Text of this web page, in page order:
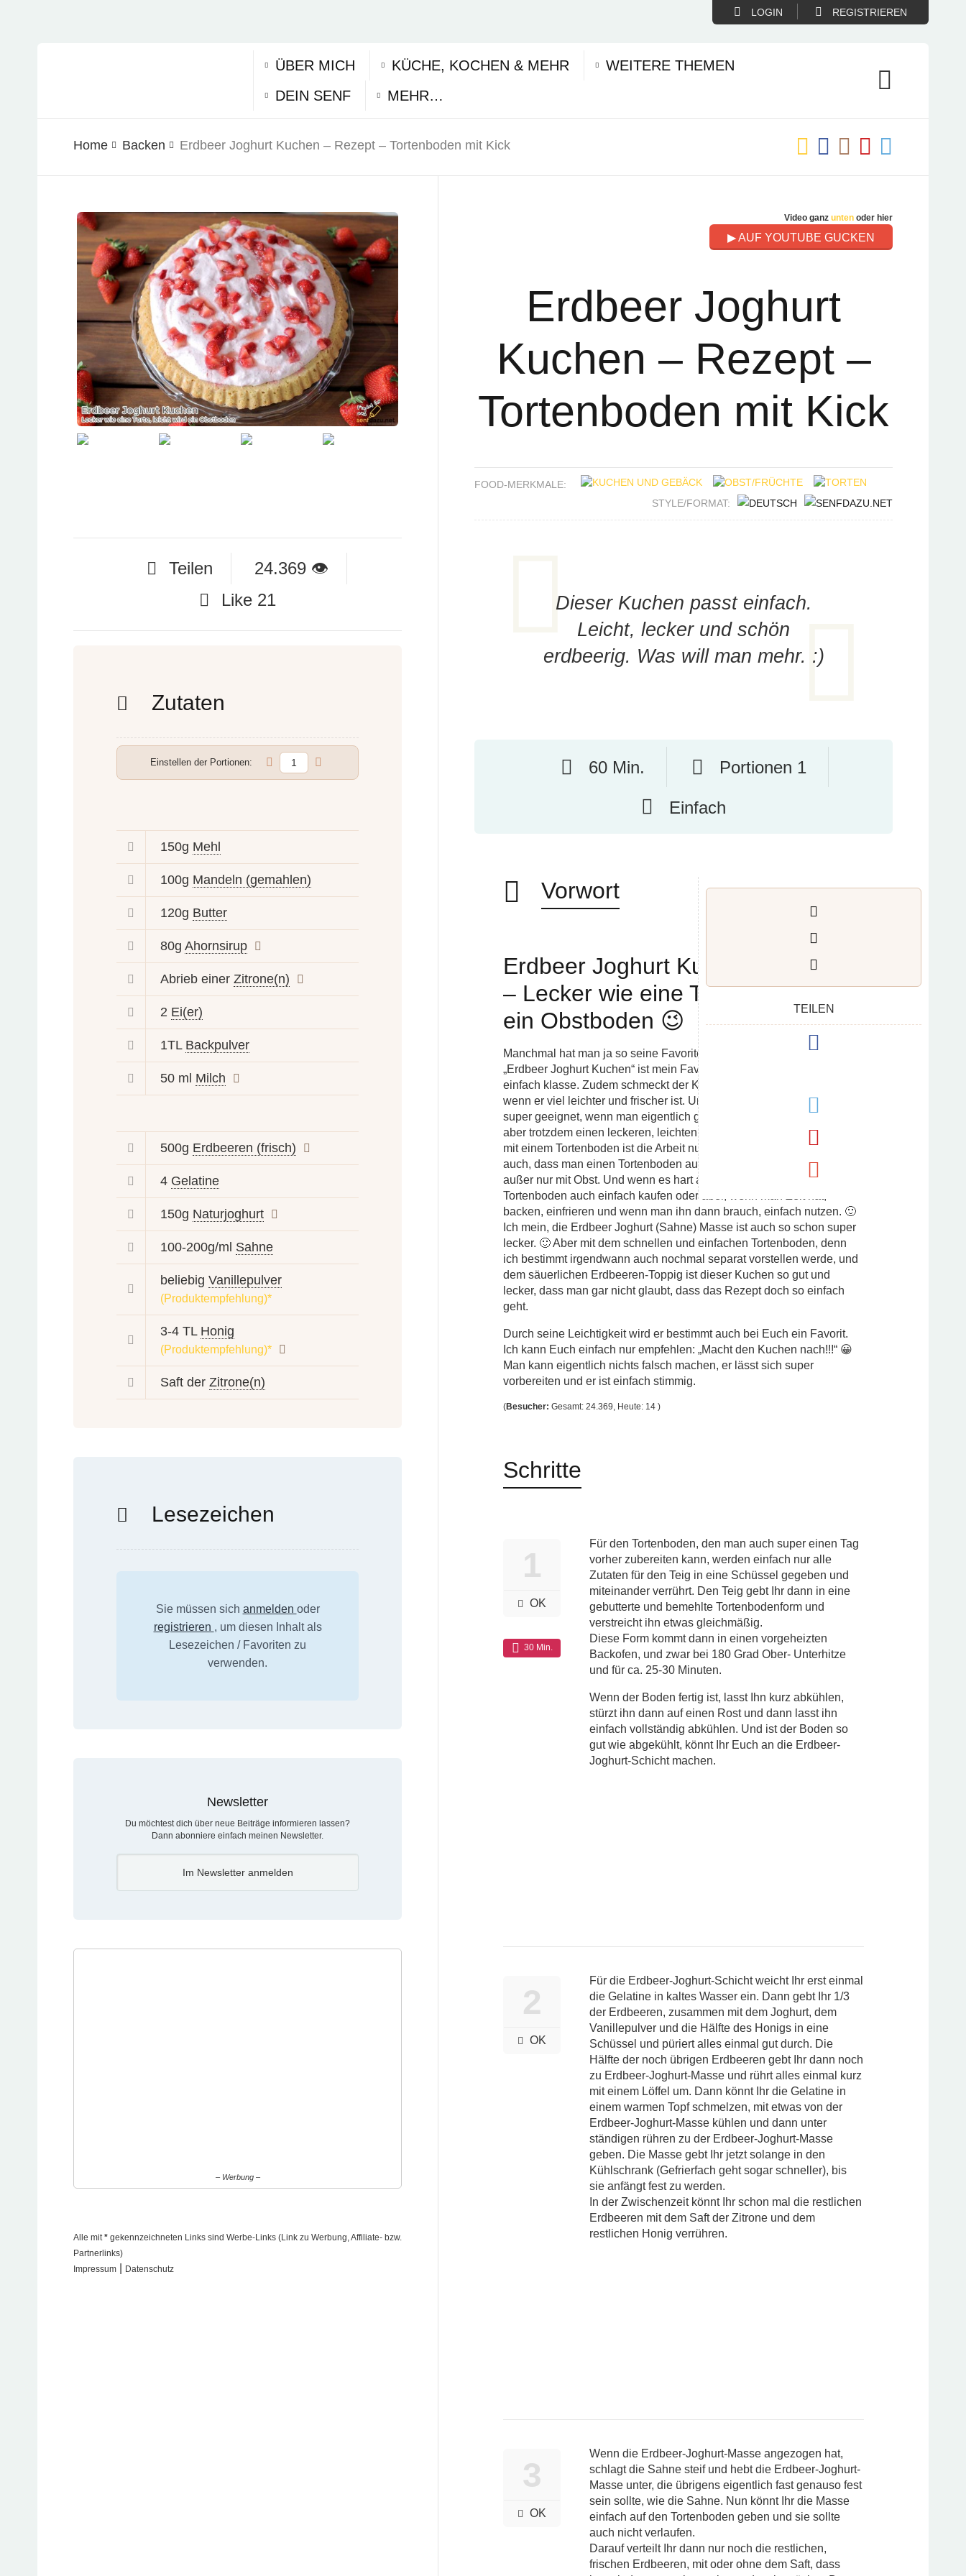
LOGIN REGISTRIEREN
ÜBER MICH KÜCHE, KOCHEN & MEHR
WEITERE THEMEN
DEIN SENF
MEHR…
Home Backen Erdbeer Joghurt Kuchen – Rezept – Tortenboden mit Kick
Teilen 24.369 👁
Like 21
Zutaten
Einstellen der Portionen:
150g Mehl
100g Mandeln (gemahlen)
120g Butter
80g Ahornsirup
Abrieb einer Zitrone(n)
2 Ei(er)
1TL Backpulver
50 ml Milch
500g Erdbeeren (frisch)
4 Gelatine
150g Naturjoghurt
100-200g/ml Sahne
beliebig Vanillepulver
(Produktempfehlung)*
3-4 TL Honig
(Produktempfehlung)*
Saft der Zitrone(n)
Lesezeichen
Sie müssen sich anmelden oder
registrieren , um diesen Inhalt als
Lesezeichen / Favoriten zu
verwenden.
Newsletter
Du möchtest dich über neue Beiträge informieren lassen?
Dann abonniere einfach meinen Newsletter.
Im Newsletter anmelden
– Werbung –
Alle mit * gekennzeichneten Links sind Werbe-Links (Link zu Werbung, Affiliate- bzw.
Partnerlinks)
Impressum
Datenschutz
Video ganz unten oder hier
▶ AUF YOUTUBE GUCKEN
Erdbeer Joghurt
Kuchen – Rezept –
Tortenboden mit Kick
FOOD-MERKMALE:
STYLE/FORMAT:
Dieser Kuchen passt einfach.
Leicht, lecker und schön
erdbeerig. Was will man mehr. :)
60 Min. Portionen 1
Einfach
Vorwort
TEILEN
Erdbeer Joghurt Kuchen – Rezept
– Lecker wie eine Torte, Leicht wie
ein Obstboden 😉
Manchmal hat man ja so seine Favoriten. Und dieser einfache
„Erdbeer Joghurt Kuchen“ ist mein Favorit. Denn das Ergebnis ist
einfach klasse. Zudem schmeckt der Kuchen fast wie eine Torte, auch
wenn er viel leichter und frischer ist. Und der Kuchen ist auch dann
super geeignet, wenn man eigentlich gar nicht so viel Zeit und Lust hat,
aber trotzdem einen leckeren, leichten Kuchen haben möchte. Denn
mit einem Tortenboden ist die Arbeit nur halb so schwer. Und schön ist
auch, dass man einen Tortenboden auch mal anders belegen kann,
außer nur mit Obst. Und wenn es hart auf hart kommt, könnte man den
Tortenboden auch einfach kaufen oder aber, wenn man Zeit hat,
backen, einfrieren und wenn man ihn dann brauch, einfach nutzen. 🙂
Ich mein, die Erdbeer Joghurt (Sahne) Masse ist auch so schon super
lecker. 🙂 Aber mit dem schnellen und einfachen Tortenboden, denn
ich bestimmt irgendwann auch nochmal separat vorstellen werde, und
dem säuerlichen Erdbeeren-Toppig ist dieser Kuchen so gut und
lecker, dass man gar nicht glaubt, dass das Rezept doch so einfach
geht.
Durch seine Leichtigkeit wird er bestimmt auch bei Euch ein Favorit.
Ich kann Euch einfach nur empfehlen: „Macht den Kuchen nach!!!“ 😀
Man kann eigentlich nichts falsch machen, er lässt sich super
vorbereiten und er ist einfach stimmig.
(Besucher: Gesamt: 24.369, Heute: 14 )
Schritte
1
OK
30 Min.
Für den Tortenboden, den man auch super einen Tag
vorher zubereiten kann, werden einfach nur alle
Zutaten für den Teig in eine Schüssel gegeben und
miteinander verrührt. Den Teig gebt Ihr dann in eine
gebutterte und bemehlte Tortenbodenform und
verstreicht ihn etwas gleichmäßig.
Diese Form kommt dann in einen vorgeheizten
Backofen, und zwar bei 180 Grad Ober- Unterhitze
und für ca. 25-30 Minuten.
Wenn der Boden fertig ist, lasst Ihn kurz abkühlen,
stürzt ihn dann auf einen Rost und dann lasst ihn
einfach vollständig abkühlen. Und ist der Boden so
gut wie abgekühlt, könnt Ihr Euch an die Erdbeer-
Joghurt-Schicht machen.
2
OK
Für die Erdbeer-Joghurt-Schicht weicht Ihr erst einmal
die Gelatine in kaltes Wasser ein. Dann gebt Ihr 1/3
der Erdbeeren, zusammen mit dem Joghurt, dem
Vanillepulver und die Hälfte des Honigs in eine
Schüssel und püriert alles einmal gut durch. Die
Hälfte der noch übrigen Erdbeeren gebt Ihr dann noch
zu Erdbeer-Joghurt-Masse und rührt alles einmal kurz
mit einem Löffel um. Dann könnt Ihr die Gelatine in
einem warmen Topf schmelzen, mit etwas von der
Erdbeer-Joghurt-Masse kühlen und dann unter
ständigen rühren zu der Erdbeer-Joghurt-Masse
geben. Die Masse gebt Ihr jetzt solange in den
Kühlschrank (Gefrierfach geht sogar schneller), bis
sie anfängt fest zu werden.
In der Zwischenzeit könnt Ihr schon mal die restlichen
Erdbeeren mit dem Saft der Zitrone und dem
restlichen Honig verrühren.
3
OK
Wenn die Erdbeer-Joghurt-Masse angezogen hat,
schlagt die Sahne steif und hebt die Erdbeer-Joghurt-
Masse unter, die übrigens eigentlich fast genauso fest
sein sollte, wie die Sahne. Nun könnt Ihr die Masse
einfach auf den Tortenboden geben und sie sollte
auch nicht verlaufen.
Darauf verteilt Ihr dann nur noch die restlichen,
frischen Erdbeeren, mit oder ohne dem Saft, dass